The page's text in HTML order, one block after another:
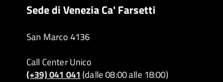
Sede di Venezia Ca' Farsetti
San Marco 4136
Call Center Unico
(+39) 041 041(dalle 08:00 alle 18:00)